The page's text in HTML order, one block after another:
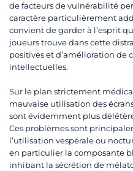
de facteurs de vulnérabilité
caractère particulièrement
convient de garder à l’esprit
joueurs trouve dans cette
positives et d’amélioration de
intellectuelles.
Sur le plan strictement
mauvaise utilisation des
sont évidemment plus
Ces problèmes sont
l’utilisation vespérale ou
en particulier la composante
inhibant la sécrétion de